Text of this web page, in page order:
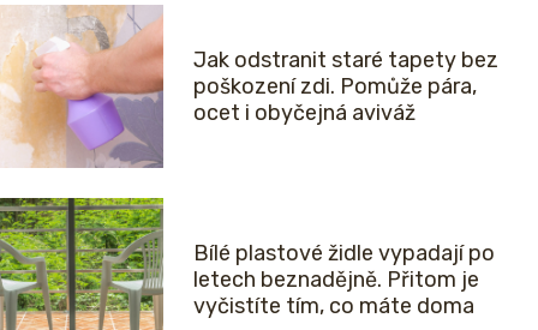
Jak odstranit staré tapety bez
poškození zdi. Pomůže pára,
ocet i obyčejná aviváž
Bílé plastové židle vypadají po
letech beznadějně. Přitom je
vyčistíte tím, co máte doma